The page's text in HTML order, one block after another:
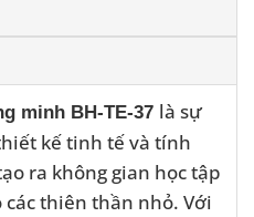
minh BH-TE-37 là sự
kế tinh tế và tính
ra không gian học tập
các thiên thần nhỏ. Với